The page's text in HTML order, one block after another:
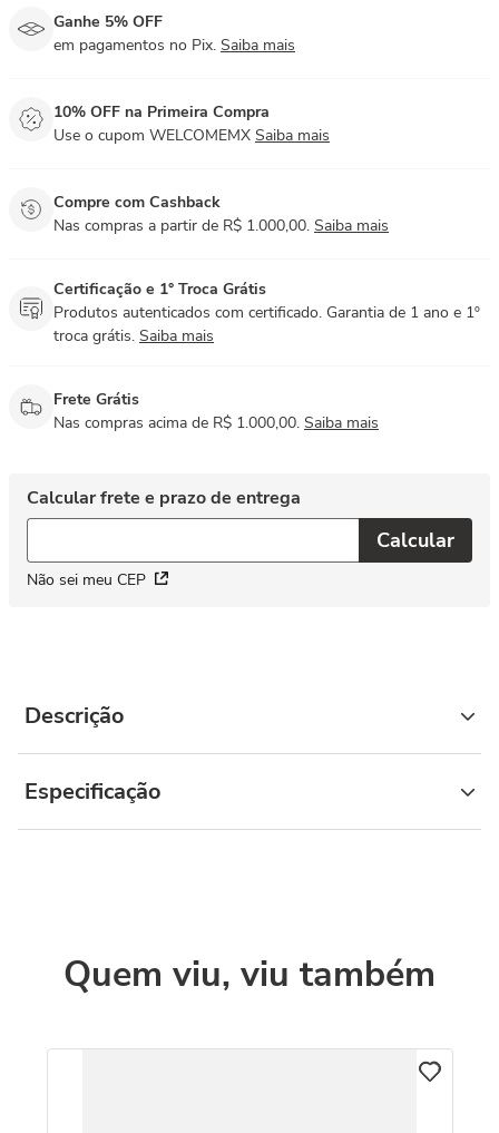
Ganhe 5% OFF
em pagamentos no Pix. Saiba mais
10% OFF na Primeira Compra
Use o cupom WELCOMEMX Saiba mais
Compre com Cashback
Nas compras a partir de R$ 1.000,00. Saiba mais
Certificação e 1° Troca Grátis
Produtos autenticados com certificado. Garantia de 1 ano e 1º
troca grátis. Saiba mais
Frete Grátis
Nas compras acima de R$ 1.000,00. Saiba mais
Não sei meu CEP
Descrição
Especificação
Quem viu, viu também